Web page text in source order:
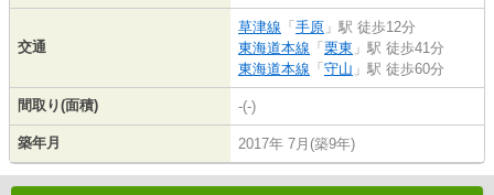
交通
草津線 「 手原 」駅 徒歩12分
東海道本線 「 栗東 」駅 徒歩41分
東海道本線 「 守山 」駅 徒歩60分
間取り(面積) -(-)
築年月 2017年 7月(築9年)